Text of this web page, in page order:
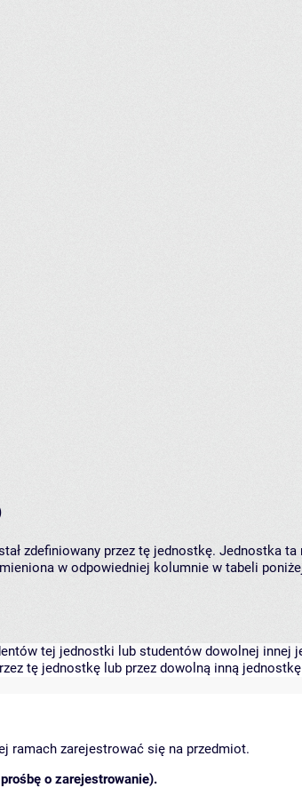
zdefiniowany przez tę jednostkę. Jednostka
w odpowiedniej kolumnie w tabeli
tej jednostki lub studentów dowolnej innej
tę jednostkę lub przez dowolną inną
ramach zarejestrować się na przedmiot.
o zarejestrowanie).